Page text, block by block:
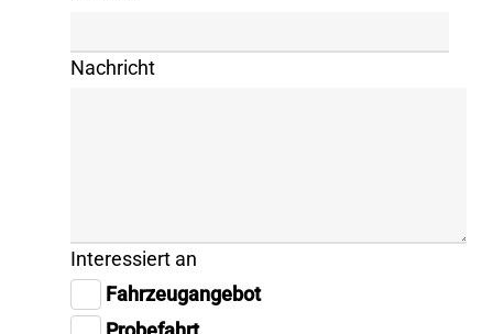
Nachricht
Interessiert an
Fahrzeugangebot